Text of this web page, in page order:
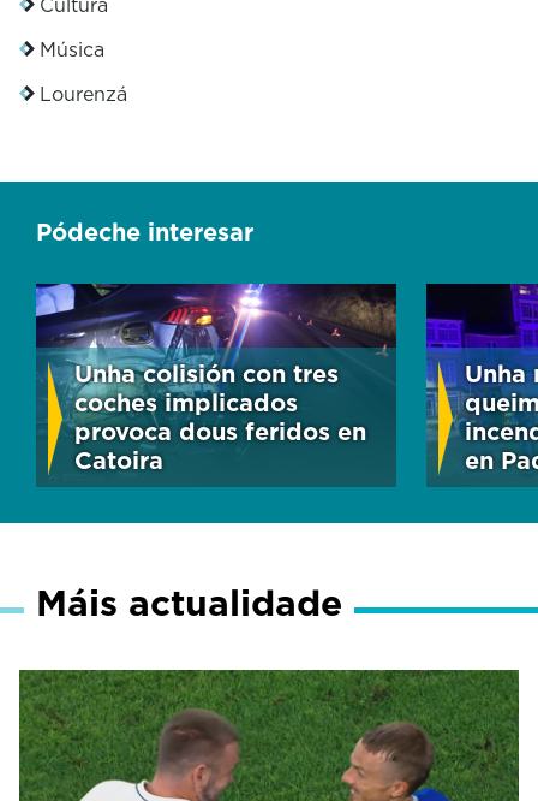
Música
Lourenzá
Pódeche interesar
Unha colisión con tres
coches implicados
provoca dous feridos en
Catoira
Unha
en
Máis actualidade